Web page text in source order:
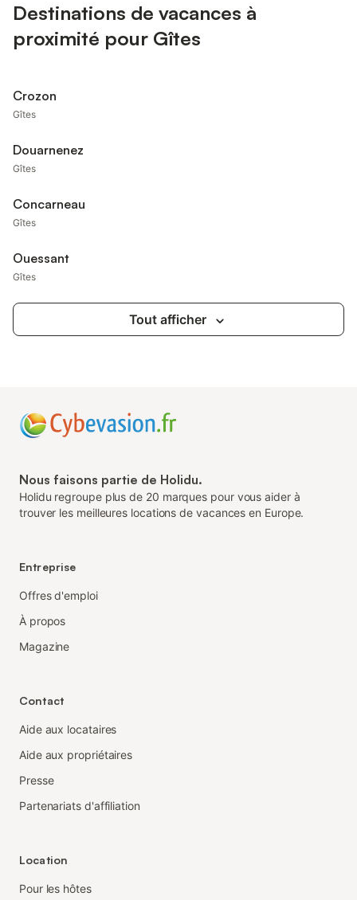
Destinations de vacances à
proximité pour Gîtes
Crozon
Gîtes
Douarnenez
Gîtes
Concarneau
Gîtes
Ouessant
Gîtes
Tout afficher
Nous faisons partie de Holidu.
Holidu regroupe plus de 20 marques pour vous aider à
trouver les meilleures locations de vacances en Europe.
Entreprise
Offres d'emploi
À propos
Magazine
Contact
Aide aux locataires
Aide aux propriétaires
Presse
Partenariats d'affiliation
Location
Pour les hôtes